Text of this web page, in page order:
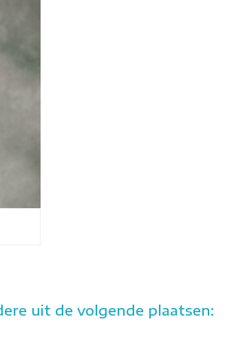
uit de volgende plaatsen: